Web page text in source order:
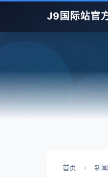
J9国际站官
首页 › 新